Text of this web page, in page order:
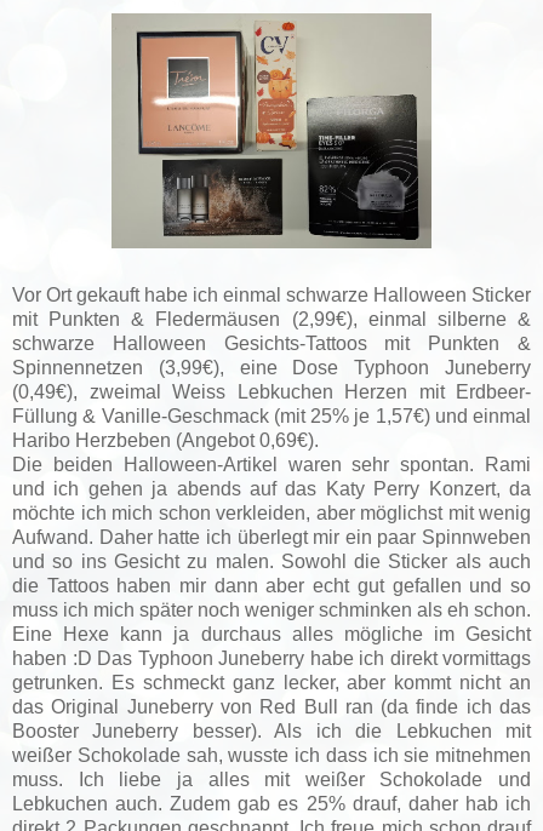
Vor Ort gekauft habe ich einmal schwarze Halloween Sticker
mit Punkten & Fledermäusen (2,99€), einmal silberne &
schwarze Halloween Gesichts-Tattoos mit Punkten &
Spinnennetzen (3,99€), eine Dose Typhoon Juneberry
(0,49€), zweimal Weiss Lebkuchen Herzen mit Erdbeer-
Füllung & Vanille-Geschmack (mit 25% je 1,57€) und einmal
Haribo Herzbeben (Angebot 0,69€).
Die beiden Halloween-Artikel waren sehr spontan. Rami
und ich gehen ja abends auf das Katy Perry Konzert, da
möchte ich mich schon verkleiden, aber möglichst mit wenig
Aufwand. Daher hatte ich überlegt mir ein paar Spinnweben
und so ins Gesicht zu malen. Sowohl die Sticker als auch
die Tattoos haben mir dann aber echt gut gefallen und so
muss ich mich später noch weniger schminken als eh schon.
Eine Hexe kann ja durchaus alles mögliche im Gesicht
haben :D Das Typhoon Juneberry habe ich direkt vormittags
getrunken. Es schmeckt ganz lecker, aber kommt nicht an
das Original Juneberry von Red Bull ran (da finde ich das
Booster Juneberry besser). Als ich die Lebkuchen mit
weißer Schokolade sah, wusste ich dass ich sie mitnehmen
muss. Ich liebe ja alles mit weißer Schokolade und
Lebkuchen auch. Zudem gab es 25% drauf, daher hab ich